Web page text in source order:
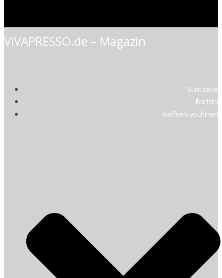
ViVAPRESSO.de – Magazin
Startseite
Barista
Kaffeemaschinen